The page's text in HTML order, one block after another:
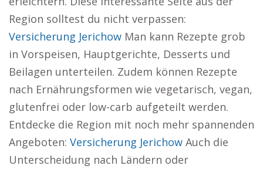
Region solltest du nicht verpassen:
Versicherung Jerichow Man kann Rezepte grob
in Vorspeisen, Hauptgerichte, Desserts und
Beilagen unterteilen. Zudem können Rezepte
nach Ernährungsformen wie vegetarisch, vegan,
glutenfrei oder low-carb aufgeteilt werden.
Entdecke die Region mit noch mehr spannenden
Angeboten: Versicherung Jerichow Auch die
Unterscheidung nach Ländern oder